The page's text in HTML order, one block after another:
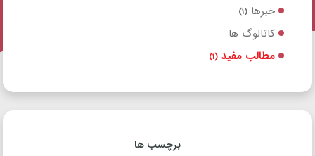
خبرها(1)
کاتالوگ ها
مطالب مفید(1)
برچسب ها